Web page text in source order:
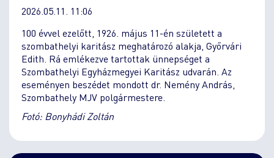
2026.05.11. 11:06
100 évvel ezelőtt, 1926. május 11-én született a
szombathelyi karitász meghatározó alakja, Győrvári
Edith. Rá emlékezve tartottak ünnepséget a
Szombathelyi Egyházmegyei Karitász udvarán. Az
eseményen beszédet mondott dr. Nemény András,
Szombathely MJV polgármestere.
Fotó: Bonyhádi Zoltán